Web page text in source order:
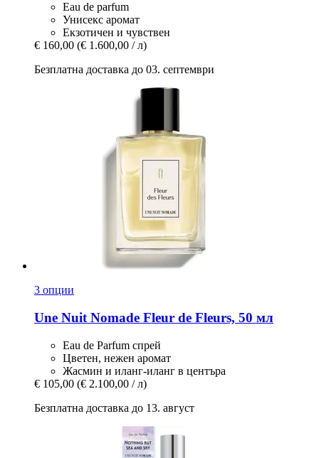
Eau de parfum
Унисекс аромат
Екзотичен и чувствен
€ 160,00 (€ 1.600,00 / л)
Безплатна доставка до 03. септември
3 опции
Une Nuit Nomade Fleur de Fleurs, 50 мл
Eau de Parfum спрей
Цветен, нежен аромат
Жасмин и иланг-иланг в центъра
€ 105,00 (€ 2.100,00 / л)
Безплатна доставка до 13. август